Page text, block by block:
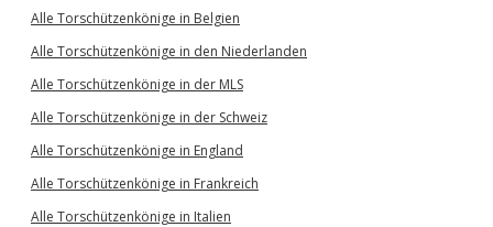
Alle Torschützenkönige in Belgien
Alle Torschützenkönige in den Niederlanden
Alle Torschützenkönige in der MLS
Alle Torschützenkönige in der Schweiz
Alle Torschützenkönige in England
Alle Torschützenkönige in Frankreich
Alle Torschützenkönige in Italien